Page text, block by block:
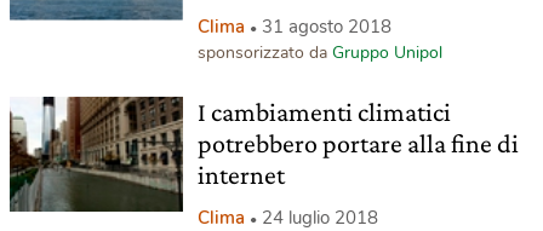
Clima 31 agosto 2018
sponsorizzato da Gruppo Unipol
I cambiamenti climatici
potrebbero portare alla fine di
internet
Clima 24 luglio 2018